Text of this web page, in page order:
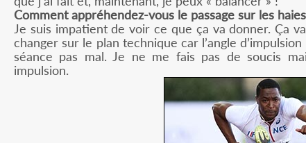
Comment appréhendez-vous le passage sur les
Je suis impatient de voir ce que ça va donner. Ça
changer sur le plan technique car l’angle
séance pas mal. Je ne me fais pas de soucis
impulsion.